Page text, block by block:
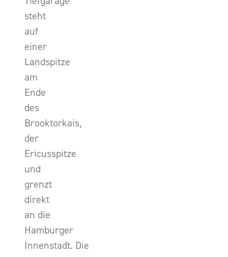
steht
auf
einer
Landspitze
am
Ende
des
Brooktorkais,
der
Ericusspitze
und
grenzt
direkt
an die
Hamburger
Innenstadt. Die